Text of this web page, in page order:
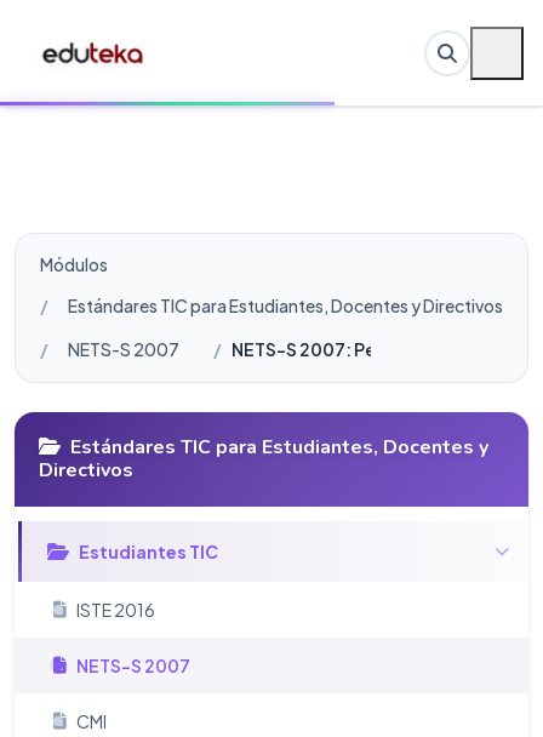
Módulos
Estándares TIC para Estudiantes, Docentes y Directivos
NETS-S 2007
NETS-S 2007: Perfil para
Estándares TIC para Estudiantes, Docentes y
Directivos
Estudiantes TIC
ISTE 2016
NETS-S 2007
CMI